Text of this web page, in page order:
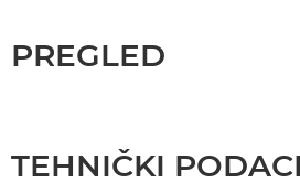
PREGLED
TEHNIČKI